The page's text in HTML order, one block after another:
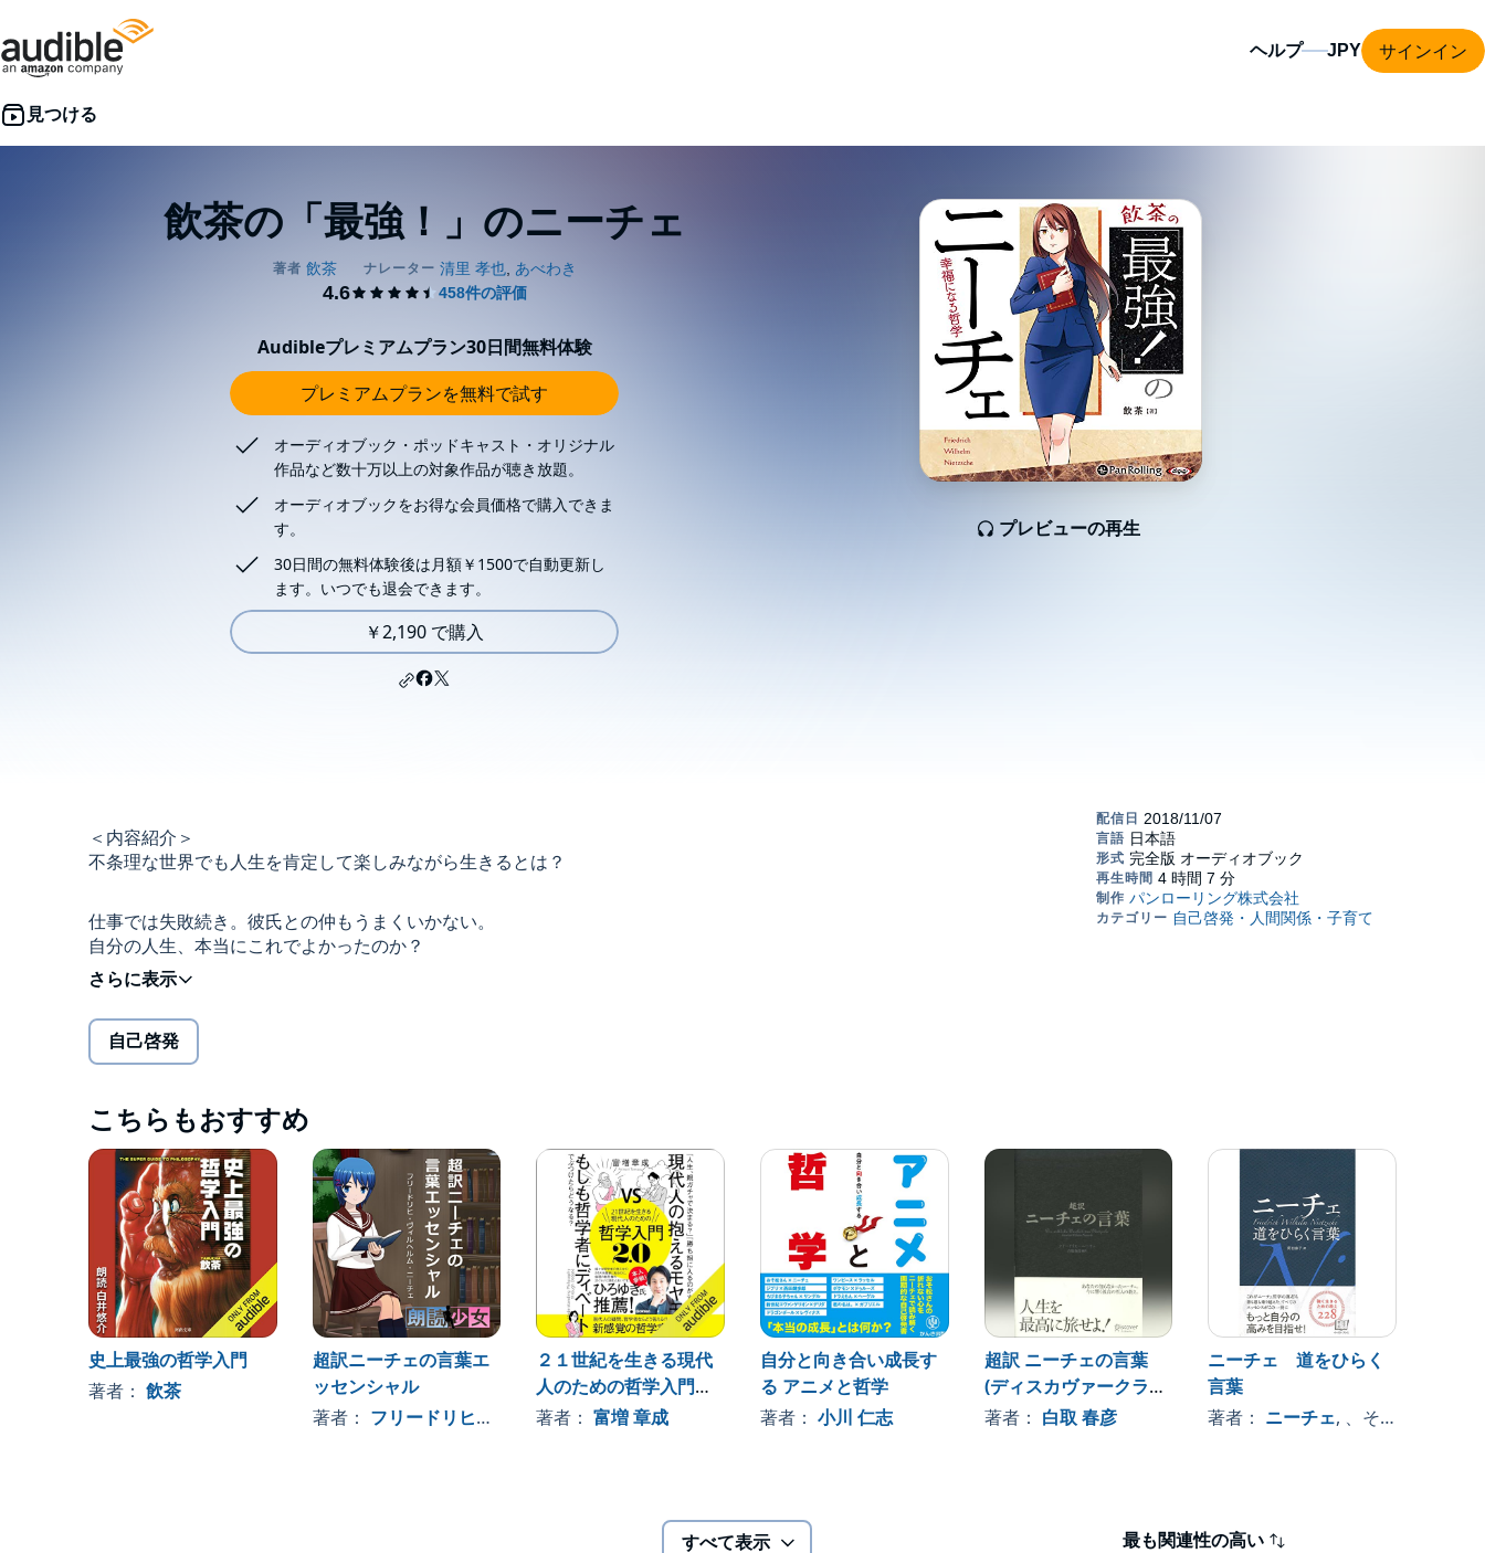
ヘルプ サインイン
飲茶の「最強！」のニーチェ
プレビューの再生
Audibleプレミアムプラン30日間無料体験
プレミアムプランを無料で試す
オーディオブック・ポッドキャスト・オリジナル
作品など数十万以上の対象作品が聴き放題。
オーディオブックをお得な会員価格で購入できま
す。
30日間の無料体験後は月額￥1500で自動更新し
ます。いつでも退会できます。
￥2,190 で購入
＜内容紹介＞
不条理な世界でも人生を肯定して楽しみながら生きるとは？
仕事では失敗続き。彼氏との仲もうまくいかない。
自分の人生、本当にこれでよかったのか？
そんな悩みを抱える「アキホ」は「飲茶先生」に助けを求めますが……
「ニーチェを学ぶと常識が打ち砕かれて絶望する」！？
「だからこそ前向きな生き方が身につく」！？
「神は死んだ」「奴隷道徳」「力への意志」「永劫回帰」――
インパクトの強い哲学用語で知られるニーチェ。
しかし、それらはただ語感がカッコいいだけではなく、現代人の生き方指南や人生論に直結する内容でもあ
るのです。
明日役立つ人生哲学、ニーチェ入門書の決定版！
＜目次＞
はじめに
Ⅰ.哲学ってなに？【ニーチェの哲学で生き方が前向きになる？】
自己啓発
こちらもおすすめ
史上最強の哲学入門
著者： 飲茶
超訳ニーチェの言葉エ
ッセンシャル
著者： フリードリヒ・ヴィルヘルム・ニーチェ
２１世紀を生きる現代
人のための哲学入門
２．０: 現代人の抱える
著者：富増 章成
自分と向き合い成長す
る アニメと哲学
著者： 小川 仁志
超訳 ニーチェの言葉
(ディスカヴァークラシ
ックシリーズ)
著者： 白取 春彦
ニーチェ 道をひらく
言葉
著者： ニーチェ, 、その他
すべて表示 最も関連性の高い